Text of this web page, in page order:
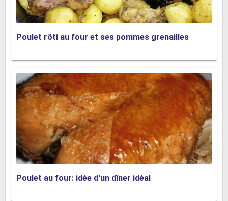
Poulet rôti au four et ses pommes grenailles
Poulet au four: idée d'un dîner idéal